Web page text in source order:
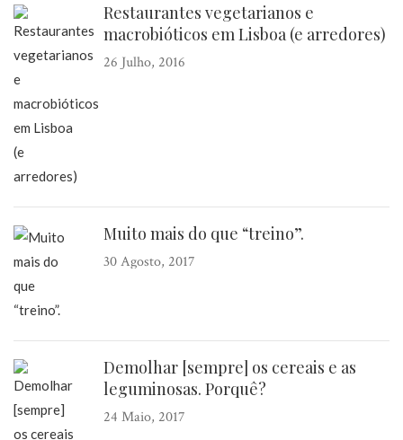
Restaurantes vegetarianos e
macrobióticos em Lisboa (e arredores)
26 Julho, 2016
Muito mais do que “treino”.
30 Agosto, 2017
Demolhar [sempre] os cereais e as
leguminosas. Porquê?
24 Maio, 2017